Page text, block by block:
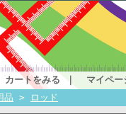
カートをみる
マイペー
品 > ロッド